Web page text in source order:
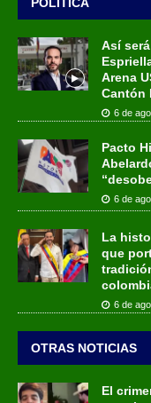
Así
Arena
Cantón
6 de
Pacto
6 de
La
que
6 de
OTRAS NOTICIAS
El